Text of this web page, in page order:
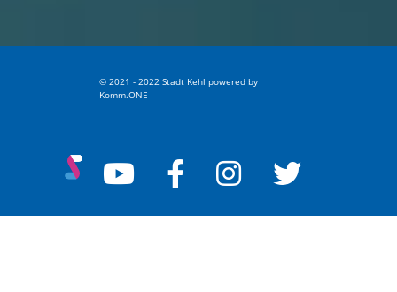
© 2021 - 2022 Stadt Kehl powered by
Komm.ONE